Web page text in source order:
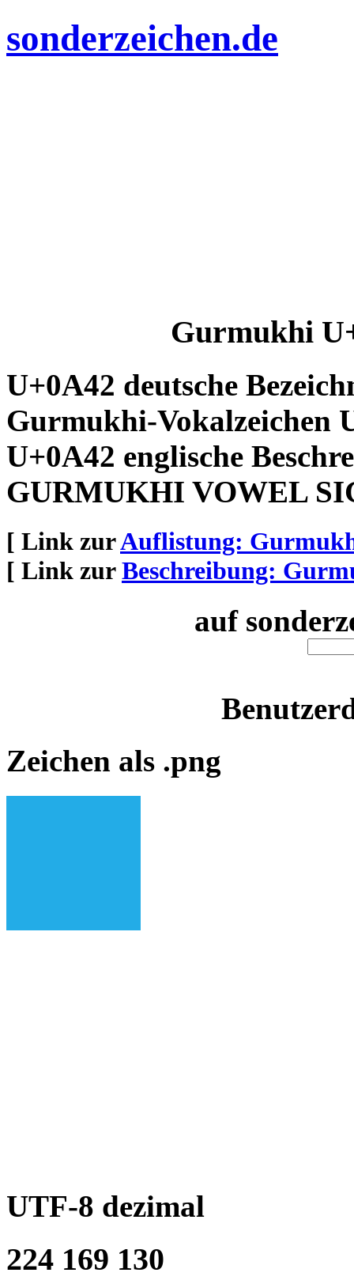
sonderzeichen.de
Gurmukhi
U+0A42 deutsche
Gurmukhi-Vokalzeichen
U+0A42 englische
GURMUKHI VOWEL
[ Link zurAuflistung:
[ Link zurBeschreibung:
auf
Zeichen als .png
UTF-8 dezimal
224 169 130